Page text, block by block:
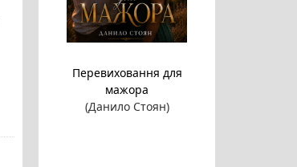
Перевиховання для
мажора
(Данило Стоян)